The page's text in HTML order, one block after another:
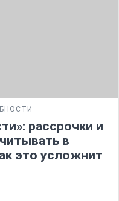
рассрочки и
в
это усложнит